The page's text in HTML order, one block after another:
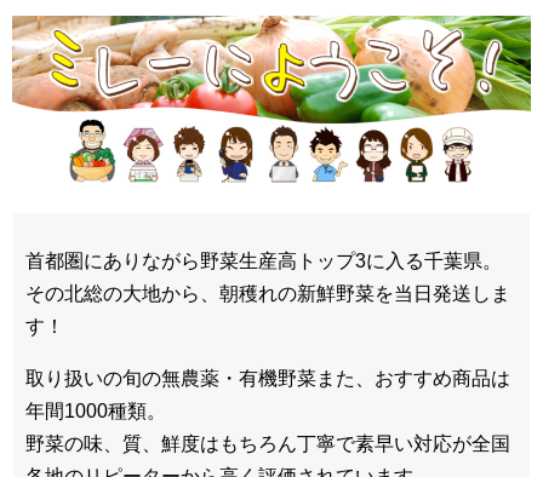
首都圏にありながら野菜生産高トップ3に入る千葉県。
その北総の大地から、朝穫れの新鮮野菜を当日発送しま
す！
取り扱いの旬の無農薬・有機野菜また、おすすめ商品は
年間1000種類。
野菜の味、質、鮮度はもちろん丁寧で素早い対応が全国